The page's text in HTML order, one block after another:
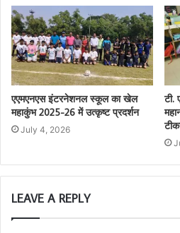
एएमएनएस इंटरनेशनल स्कूल का खेल
महाकुंभ 2025-26 में उत्कृष्ट प्रदर्शन
July 4, 2026
टी.
LEAVE A REPLY